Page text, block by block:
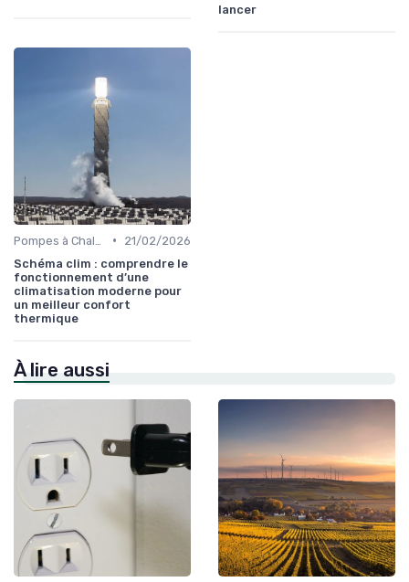
lancer
•
21/02/2026
Schéma clim : comprendre le
fonctionnement d’une
climatisation moderne pour
un meilleur confort
thermique
À lire aussi